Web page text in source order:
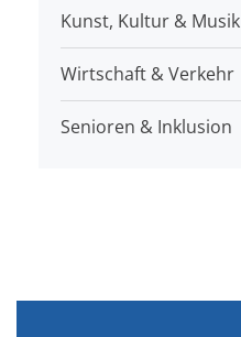
Kunst, Kultur & Musik
Wirtschaft & Verkehr
Senioren & Inklusion